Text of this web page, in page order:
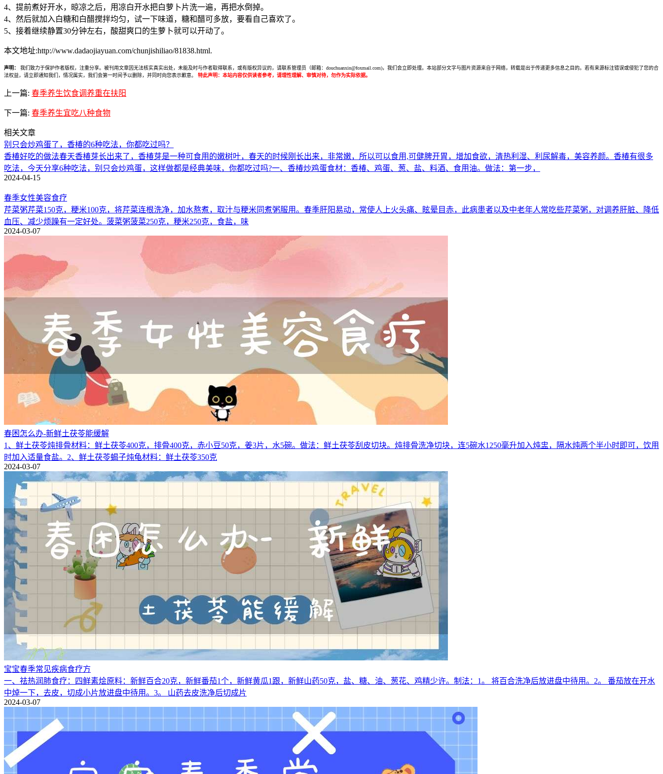
4、提前煮好开水，晾凉之后，用凉白开水把白萝卜片洗一遍，再把水倒掉。
4、然后就加入白糖和白醋搅拌均匀，试一下味道，糖和醋可多放，要看自己喜欢了。
5、接着继续静置30分钟左右，酸甜爽口的生萝卜就可以开动了。
本文地址:http://www.dadaojiayuan.com/chunjishiliao/81838.html.
声明：
我们致力于保护作者版权，注重分享。被刊用文章因无法核实真实出处，未能及时与作者取得联系，或有版权异议的，请联系管理员（邮箱：douchuanxin@foxmail.com)，我们会立即处理。本站部分文字与图片资源来自于网络，转载是出于传递更多信息之目的。若有来源标注错误或侵犯了您的合
法权益，请立即通知我们，情况属实，我们会第一时间予以删除，并同时向您表示歉意。
特此声明：本站内容仅供读者参考，请理性理解、审慎对待，勿作为实际依据。
上一篇: 春季养生饮食调养重在扶阳
下一篇: 春季养生宜吃八种食物
相关文章
别只会炒鸡蛋了，香椿的6种吃法，你都吃过吗？
香椿好吃的做法春天香椿芽长出来了，香椿芽是一种可食用的嫩树叶，春天的时候刚长出来，非常嫩，所以可以食用,可健脾开胃，增加食欲，清热利湿、利尿解毒，美容养颜。香椿有很多
吃法，今天分享6种吃法，别只会炒鸡蛋，这样做都是经典美味，你都吃过吗?一、香椿炒鸡蛋食材：香椿、鸡蛋、葱、盐、料酒、食用油。做法：第一步，
2024-04-15
春季女性美容食疗
芹菜粥芹菜150克，粳米100克，将芹菜连根洗净，加水熬煮，取汁与粳米同煮粥服用。春季肝阳易动，常使人上火头痛、眩晕目赤，此病患者以及中老年人常吃些芹菜粥，对调养肝脏、降低
血压、减少烦躁有一定好处。菠菜粥菠菜250克，粳米250克，食盐，味
2024-03-07
春困怎么办-新鲜土茯苓能缓解
1、鲜土茯苓炖排骨材料：鲜土茯苓400克，排骨400克，赤小豆50克，姜3片，水5碗。做法：鲜土茯苓刮皮切块。炖排骨洗净切块，连5碗水1250毫升加入炖盅，隔水炖两个半小时即可，饮用
时加入适量食盐。2、鲜土茯苓蝎子炖龟材料：鲜土茯苓350克
2024-03-07
宝宝春季常见疾病食疗方
一、祛热润肺食疗：四鲜素烩原料：新鲜百合20克，新鲜番茄1个，新鲜黄瓜1跟，新鲜山药50克，盐、糖、油、葱花、鸡精少许。制法：1。 将百合洗净后放进盘中待用。2。 番茄放在开水
中焯一下，去皮，切成小片放进盘中待用。3。 山药去皮洗净后切成片
2024-03-07